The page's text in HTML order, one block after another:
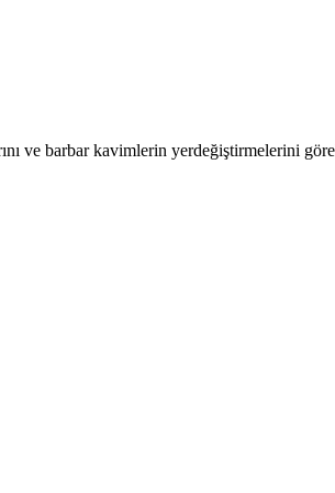
ve barbar kavimlerin yerdeğiştirmelerini